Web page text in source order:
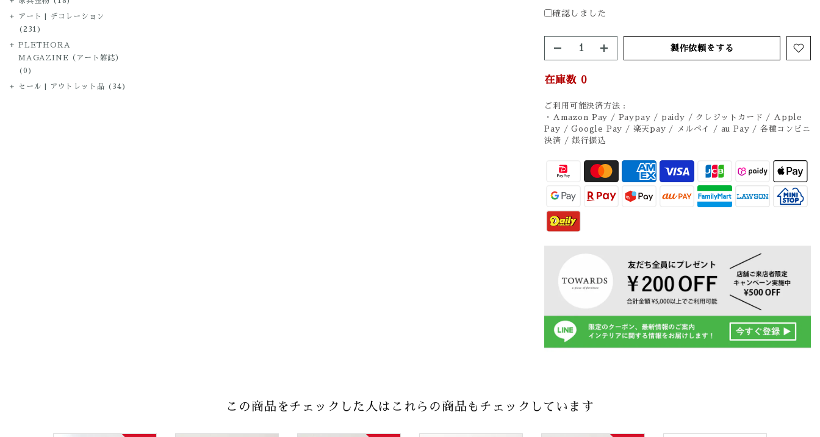
確認しました
製作依頼をする
在庫数 0
ご利用可能決済方法 :
・Amazon Pay / Paypay / paidy / クレジットカード / Apple
Pay / Google Pay / 楽天pay / メルペイ / au Pay / 各種コンビニ
決済 / 銀行振込
アート | デコレーション
(231)
PLETHORA
MAGAZINE（アート雑誌）
(0)
セール | アウトレット品 (34)
この商品をチェックした人はこれらの商品もチェックしています